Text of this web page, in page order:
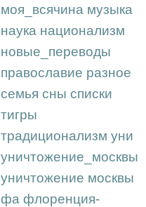
моя_всячина музыка
наука национализм
новые_переводы
православие разное
семья сны списки
тигры
традиционализм уни
уничтожение_москвы
уничтожение москвы
фа флоренция-